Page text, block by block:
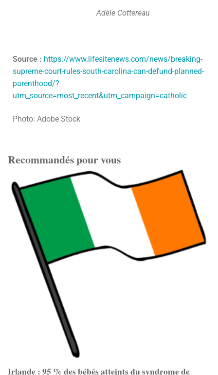
Adèle Cottereau
Source : https://www.lifesitenews.com/news/breaking-
supreme-court-rules-south-carolina-can-defund-planned-
parenthood/?
utm_source=most_recent&utm_campaign=catholic
Photo: Adobe Stock
Recommandés pour vous
Irlande : 95 % des bébés atteints du syndrome de